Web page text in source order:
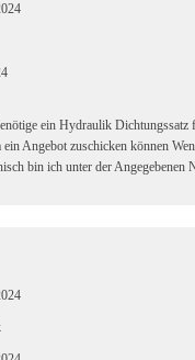
ein Hydraulik
Angebot zuschicken können
bin ich unter der